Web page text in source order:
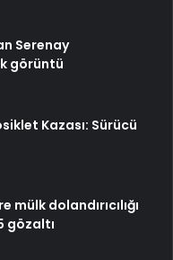
Serenay
görüntü
Kazası: Sürücü
mülk dolandırıcılığı
gözaltı